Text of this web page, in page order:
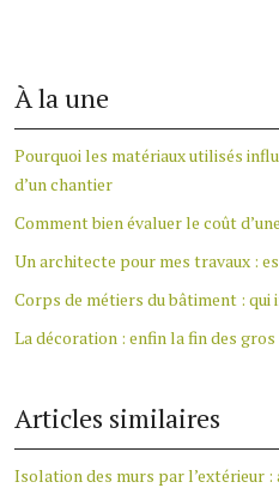
À la une
Pourquoi les matériaux utilisés
d’un chantier
Comment bien évaluer le coût
Un architecte pour mes travaux :
Corps de métiers du bâtiment :
La décoration : enfin la fin des
Articles similaires
Isolation des murs par l’extérieur